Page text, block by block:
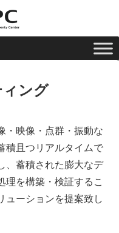
ング
・映像・点群・振動な
積且つリアルタイムで
、蓄積された膨大なデ
理を構築・検証するこ
ューションを提案致し